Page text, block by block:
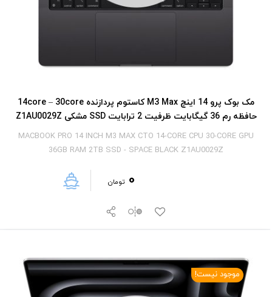
مک بوک پرو 14 اینچ M3 Max کاستوم پردازنده 14core – 30core
حافظه رم 36 گیگابایت ظرفیت 2 ترابایت SSD مشکی Z1AU0029Z
MACBOOK PRO 14 INCH M3 MAX CTO 14-CORE CPU 30-CORE GPU
36GB RAM 2TB SSD - SPACE BLACK Z1AU0029Z
0 تومان
موجود نیست!